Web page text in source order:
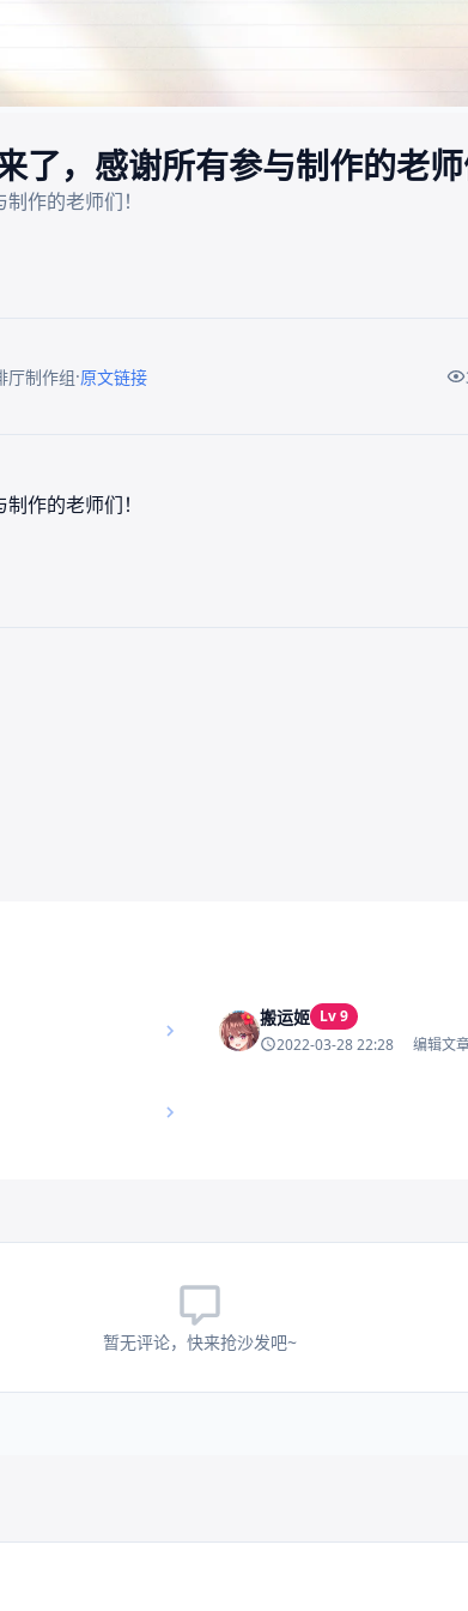
了，感谢所有参与制作的老师
厅制作组·原文链接
作的老师们！
搬运姬 Lv 9
2022-03-28 22:28
编辑文
暂无评论，快来抢沙发吧~